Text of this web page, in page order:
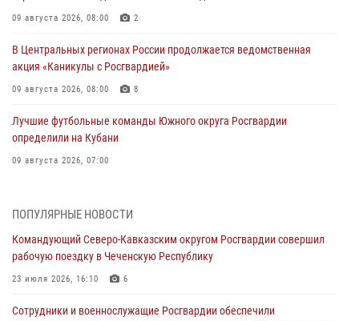
09 августа 2026, 08:00 2
В Центральных регионах России продолжается ведомственная
акция «Каникулы с Росгвардией»
09 августа 2026, 08:00 8
Лучшие футбольные команды Южного округа Росгвардии
определили на Кубани
09 августа 2026, 07:00
(видео)
Росгвардейцы провели занятие по стрелковой подготовке для
воспитанников Центра детского, юношеского туризма и
ПОПУЛЯРНЫЕ НОВОСТИ
Командующий Северо-Кавказским округом Росгвардии совершил
рабочую поездку в Чеченскую Республику
23 июля 2026, 16:10 6
Сотрудники и военнослужащие Росгвардии обеспечили